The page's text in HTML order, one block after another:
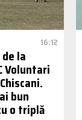
16:12
la
Voluntari
bun
o triplă